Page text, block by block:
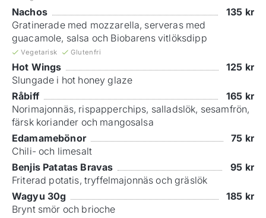
Nachos 135 kr
Gratinerade med mozzarella, serveras med
guacamole, salsa och Biobarens vitlöksdipp
Vegetarisk Glutenfri
Hot Wings 125 kr
Slungade i hot honey glaze
Råbiff
165 kr
Norimajonnäs, rispapperchips, salladslök, sesamfrön,
färsk koriander och mangosalsa
Edamamebönor
75 kr
Chili- och limesalt
Benjis Patatas Bravas
95 kr
Friterad potatis, tryffelmajonnäs och gräslök
Wagyu 30g
185 kr
Brynt smör och brioche